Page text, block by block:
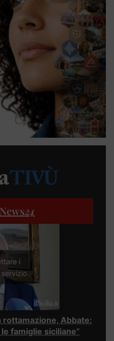
24
i
rottamazione, Abbate:
famiglie siciliane”